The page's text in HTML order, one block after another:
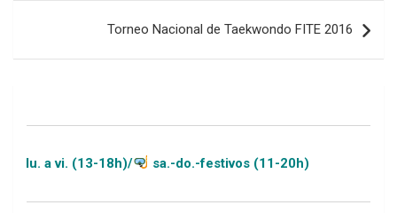
Torneo Nacional de Taekwondo FITE 2016
(13-18h)/ sa.-do.-festivos (11-20h)